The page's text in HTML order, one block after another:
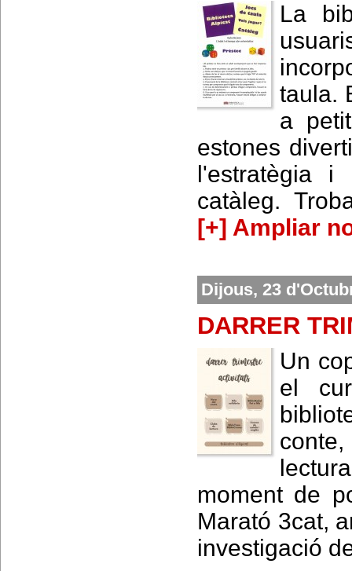
La
taula.
a
estones
l'estratègia i
catàleg.
[+] Ampliar
Dijous, 23
DARRER
Un
el
moment de
Marató 3cat,
investigació